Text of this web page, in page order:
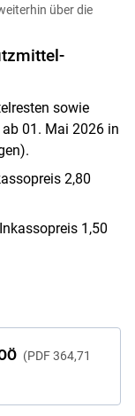
über die
sowie
01. Mai 2026 in
2,80
1,50
PDF 364,71